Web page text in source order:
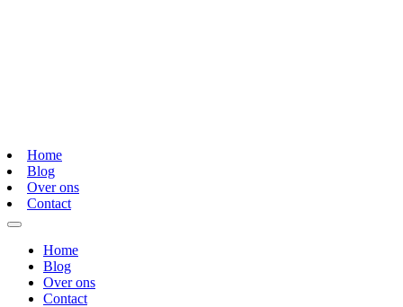
Home
Blog
Over ons
Contact
Home
Blog
Over ons
Contact